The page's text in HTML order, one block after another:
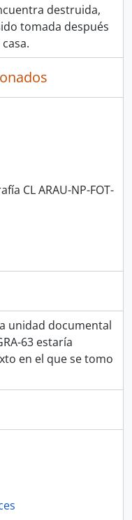
destruida,
tomada después
CL ARAU-NP-FOT-
unidad documental
63 estaría
en el que se tomo